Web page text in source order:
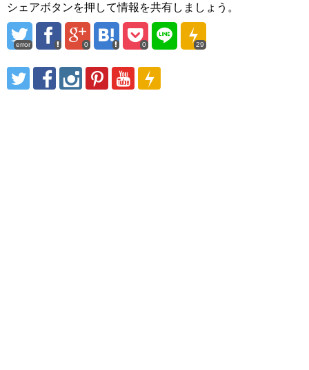
シェアボタンを押して情報を共有しましょう。
error 0 0 29